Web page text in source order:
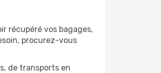
récupéré vos bagages,
procurez-vous
de transports en